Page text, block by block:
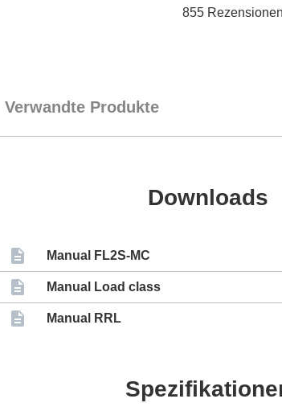
855
Verwandte Produkte
Downloads
Manual FL2S-MC
Manual Load class
Manual RRL